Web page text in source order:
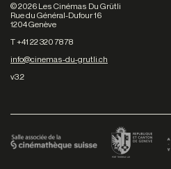
©2026 Les Cinémas Du Grütli
Rue du Général-Dufour 16
1204 Genève
T +41 22 320 78 78
info@cinemas-du-grutli.ch
v3.2